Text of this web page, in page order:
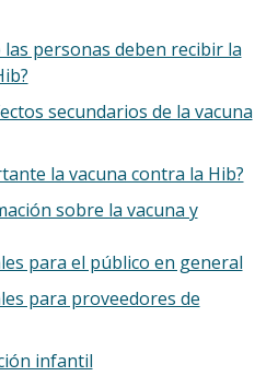
personas deben recibir la
secundarios de la vacuna
la vacuna contra la Hib?
sobre la vacuna y
para el público en general
para proveedores de
infantil